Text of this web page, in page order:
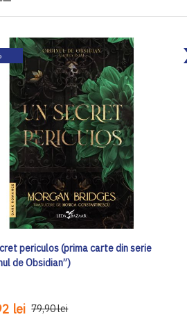
periculos (prima carte din serie
de Obsidian”)
lei 79,90 lei